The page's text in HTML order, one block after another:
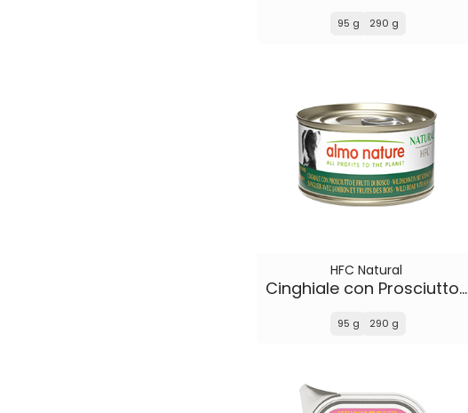
95 g 290 g
HFC Natural
Cinghiale con Prosciutto e Frutti di Bosco
95 g 290 g